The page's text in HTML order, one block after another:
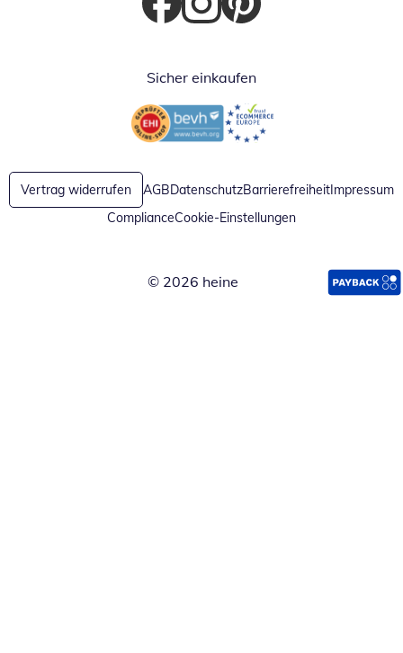
Öffnet in neuem Fenster
Öffnet in neuem Fenster
Öffnet in neuem Fenster
Sicher einkaufen
Öffnet in neuem FensterÖffnet in neuem Fenster
Vertrag widerrufen AGBDatenschutzBarrierefreiheitImpressum
ComplianceCookie-Einstellungen
© 2026 heine